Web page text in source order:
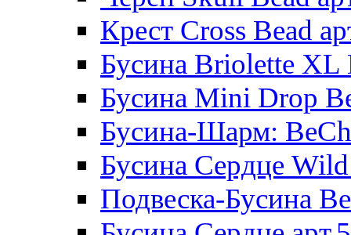
Крест Cross Bead
Бусина Briolette XL
Бусина Mini Drop
Бусина-Шарм:
Бусина Сердце
Подвеска-Бусина